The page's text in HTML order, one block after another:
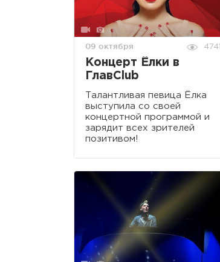
09 октября 4741
Концерт Ёлки в
ГлавClub
Талантливая певица Ёлка
выступила со своей
концертной программой и
зарядит всех зрителей
позитивом!